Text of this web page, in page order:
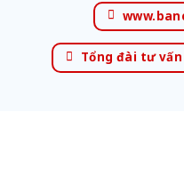
Tổng đài tư vấn